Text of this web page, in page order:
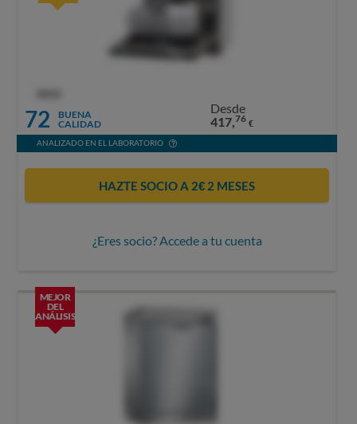
72
BUENA
CALIDAD
Desde
417,76 €
ANALIZADO EN EL LABORATORIO
HAZTE SOCIO A 2€ 2 MESES
¿Eres socio? Accede a tu cuenta
MEJOR
DEL
ANÁLISIS